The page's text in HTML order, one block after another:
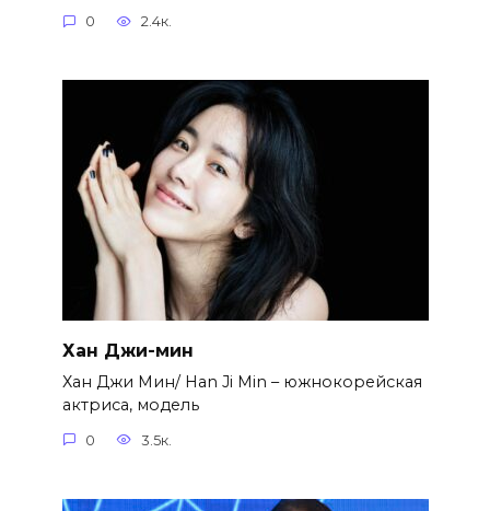
0 2.4к.
Хан Джи-мин
Хан Джи Мин/ Han Ji Min – южнокорейская
актриса, модель
0 3.5к.